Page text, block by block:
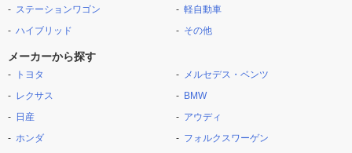
ステーションワゴン
ハイブリッド
軽自動車
その他
メーカーから探す
トヨタ
レクサス
日産
ホンダ
メルセデス・ベンツ
BMW
アウディ
フォルクスワーゲン